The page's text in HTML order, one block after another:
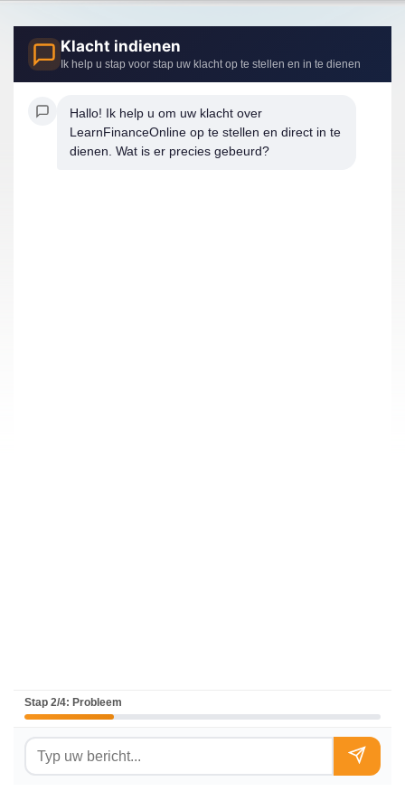
Klacht indienen
Ik help u stap voor stap uw klacht op te stellen en in te dienen
Hallo! Ik help u om uw klacht over
LearnFinanceOnline op te stellen en direct in te
dienen. Wat is er precies gebeurd?
Stap 2/4: Probleem